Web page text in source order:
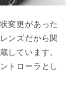
変更があった
ンズだから関
しています。
トローラとし